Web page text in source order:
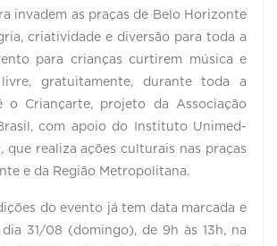
invadem as praças de Belo Horizonte
criatividade e diversão para toda a
para crianças curtirem música e
gratuitamente, durante toda a
o Criançarte, projeto da Associação
com apoio do Instituto Unimed-
que realiza ações culturais nas praças
e da Região Metropolitana.
do evento já tem data marcada e
31/08 (domingo), de 9h às 13h, na